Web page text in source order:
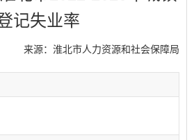
记失业率
来源：淮北市人力资源和社会保障局